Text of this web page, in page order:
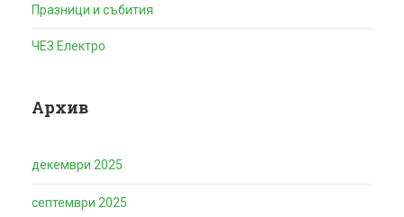
Празници и събития
ЧЕЗ Електро
Архив
декември 2025
септември 2025